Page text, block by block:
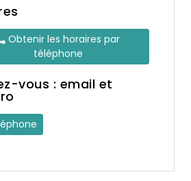
Obtenir les horaires par
téléphone
vous : email et